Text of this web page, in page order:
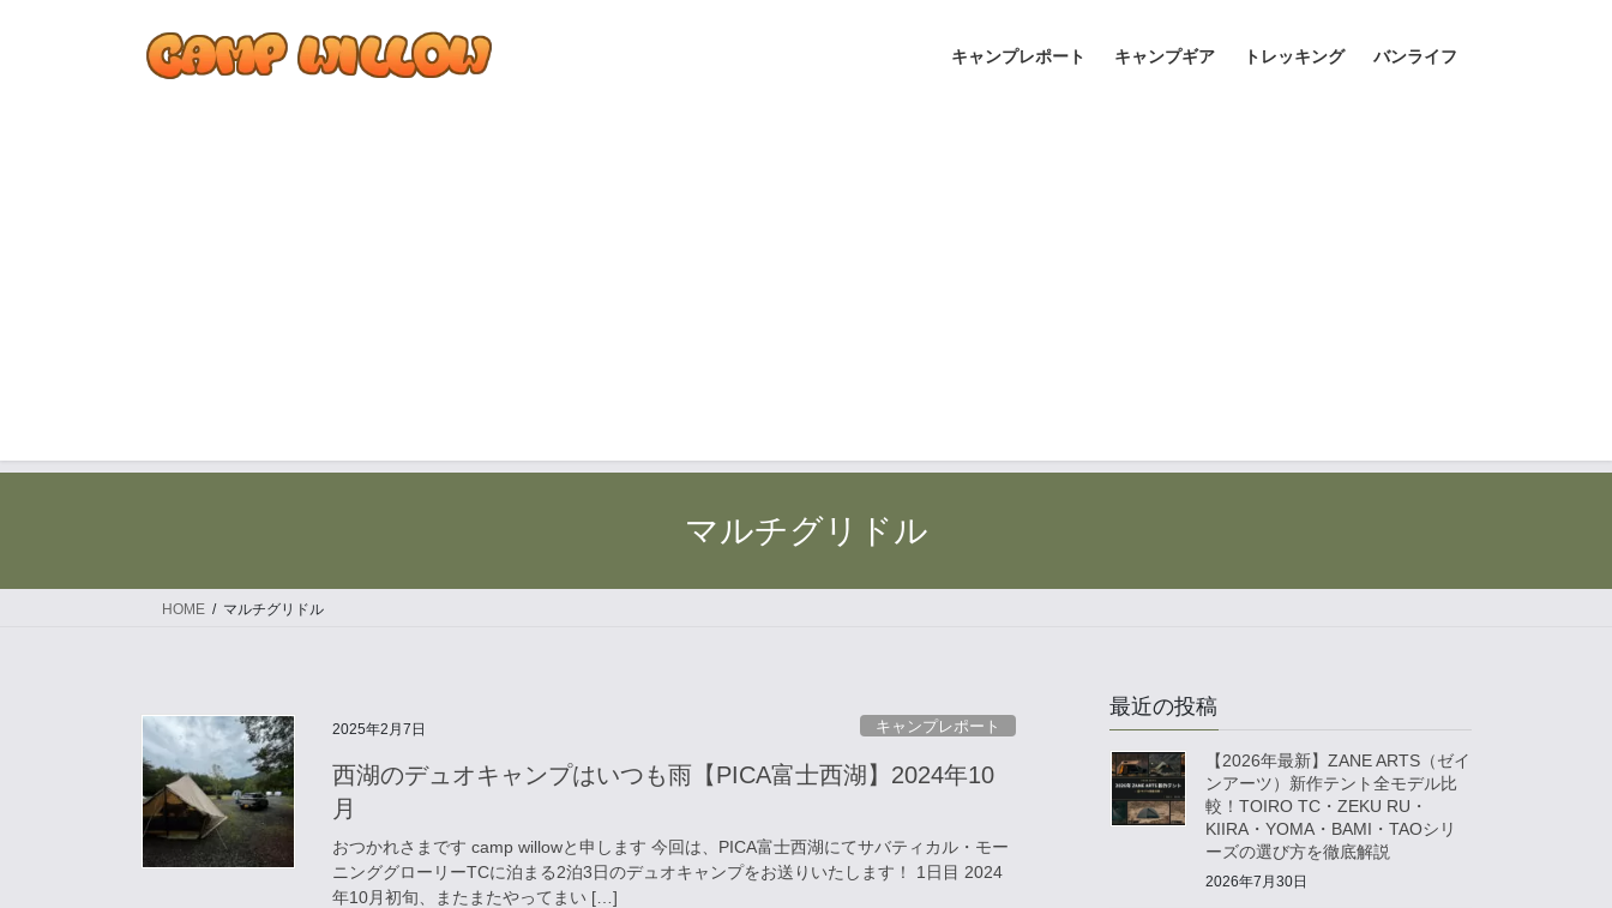
キャンプレポート キャンプギア トレッキング バンライフ
マルチグリドル
HOME マルチグリドル
2025年2月7日 キャンプレポート
西湖のデュオキャンプはいつも雨【PICA富士西湖】2024年10
月
おつかれさまです camp willowと申します 今回は、PICA富士西湖にてサバティカル・モー
ニンググローリーTCに泊まる2泊3日のデュオキャンプをお送りいたします！ 1日目 2024
年10月初旬、またまたやってまい […]
最近の投稿
【2026年最新】ZANE ARTS（ゼイ
ンアーツ）新作テント全モデル比
較！TOIRO TC・ZEKU RU・
KIIRA・YOMA・BAMI・TAOシリ
ーズの選び方を徹底解説
2026年7月30日